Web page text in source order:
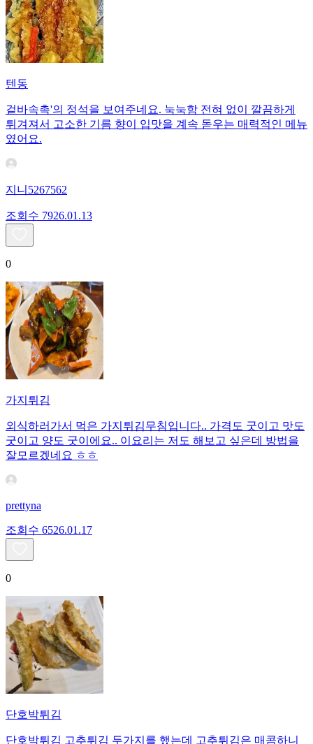
텐동
겉바속촉'의 정석을 보여주네요. 눅눅함 전혀 없이 깔끔하게
튀겨져서 고소한 기름 향이 입맛을 계속 돋우는 매력적인 메뉴
였어요.
지니5267562
조회수 7926.01.13
0
가지튀김
외식하러가서 먹은 가지튀김무침입니다.. 가격도 굿이고 맛도
굿이고 양도 굿이에요.. 이요리는 저도 해보고 싶은데 방법을
잘모르겠네요 ㅎㅎ
prettyna
조회수 6526.01.17
0
단호박튀김
단호박튀김 고추튀김 두가지를 했는데 고추튀김은 매콤하니